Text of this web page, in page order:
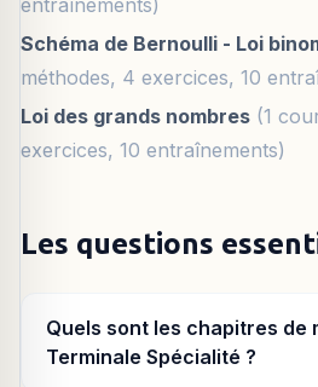
entraînements)
Schéma de Bernoulli - Loi
méthodes, 4 exercices, 10
Loi des grands nombres (1
exercices, 10 entraînements)
Les questions
Quels sont les chapitres de
Terminale Spécialité ?